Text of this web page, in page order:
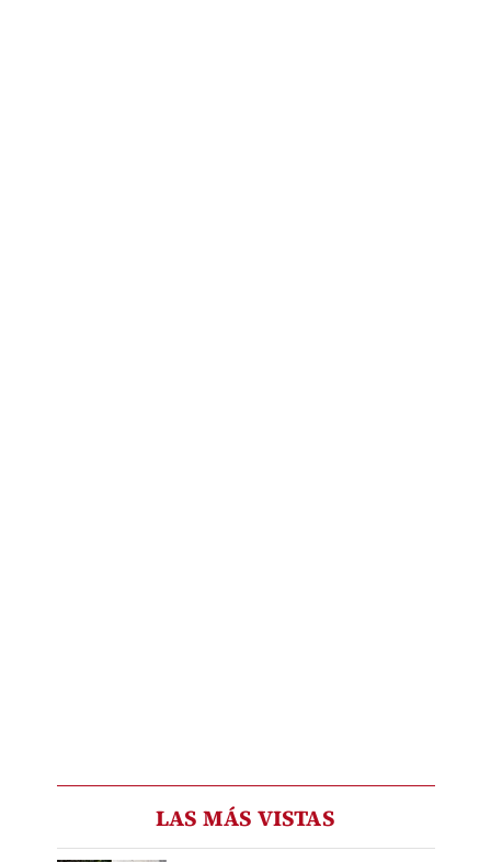
LAS MÁS VISTAS